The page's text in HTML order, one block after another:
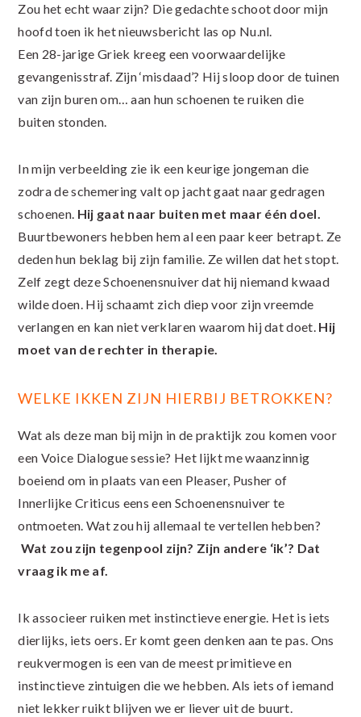
Zou het echt waar zijn? Die gedachte schoot door mijn
hoofd toen ik het nieuwsbericht las op Nu.nl.
Een 28-jarige Griek kreeg een voorwaardelijke
gevangenisstraf. Zijn ‘misdaad’? Hij sloop door de tuinen
van zijn buren om… aan hun schoenen te ruiken die
buiten stonden.
In mijn verbeelding zie ik een keurige jongeman die
zodra de schemering valt op jacht gaat naar gedragen
schoenen. Hij gaat naar buiten met maar één doel.
Buurtbewoners hebben hem al een paar keer betrapt. Ze
deden hun beklag bij zijn familie. Ze willen dat het stopt.
Zelf zegt deze Schoenensnuiver dat hij niemand kwaad
wilde doen. Hij schaamt zich diep voor zijn vreemde
verlangen en kan niet verklaren waarom hij dat doet. Hij
moet van de rechter in therapie.
WELKE IKKEN ZIJN HIERBIJ BETROKKEN?
Wat als deze man bij mijn in de praktijk zou komen voor
een Voice Dialogue sessie? Het lijkt me waanzinnig
boeiend om in plaats van een Pleaser, Pusher of
Innerlijke Criticus eens een Schoenensnuiver te
ontmoeten. Wat zou hij allemaal te vertellen hebben?
Wat zou zijn tegenpool zijn? Zijn andere ‘ik’? Dat
vraag ik me af.
Ik associeer ruiken met instinctieve energie. Het is iets
dierlijks, iets oers. Er komt geen denken aan te pas. Ons
reukvermogen is een van de meest primitieve en
instinctieve zintuigen die we hebben. Als iets of iemand
niet lekker ruikt blijven we er liever uit de buurt.